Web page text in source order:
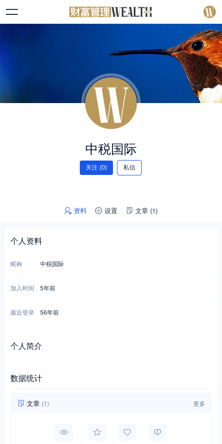
中税国际
关注 (0) 私信
资料 设置 文章 (1)
个人资料
昵称 中税国际
加入时间 5年前
最近登录 56年前
个人简介
数据统计
文章 (1) 更多